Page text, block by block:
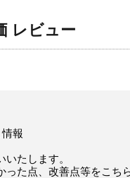
レビュー
報
たします。
った点、改善点等をこち